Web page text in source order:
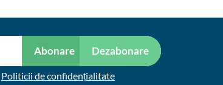
Abonare Dezabonare
Politicii de confidențialitate